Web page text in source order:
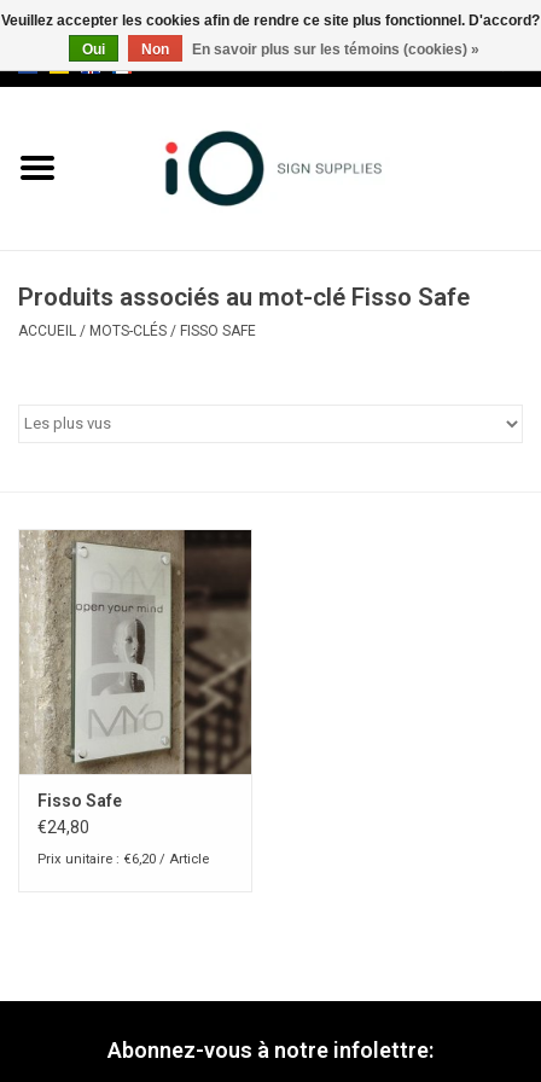
Marques
Appelez-nous au +32 3 353 67
Produits associés au mot-clé Fisso Safe
ACCUEIL / MOTS-CLÉS / FISSO SAFE
Fisso Safe
€24,80
Prix unitaire : €6,20 / Article
Abonnez-vous à notre infolettre:
Veuillez accepter les cookies afin de rendre ce site plus fonctionnel. D'accord?
Oui
Non En savoir plus sur les témoins (cookies) »